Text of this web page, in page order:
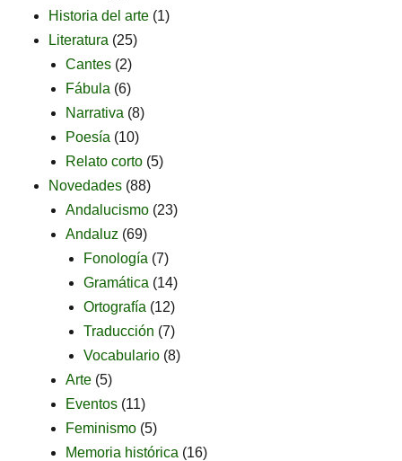
Historia del arte(1)
Literatura (25)
Cantes (2)
Fábula (6)
Narrativa (8)
Poesía (10)
Relato corto (5)
Novedades(88)
Andalucismo (23)
Andaluz (69)
Fonología (7)
Gramática (14)
Ortografía (12)
Traducción (7)
Vocabulario(8)
Arte (5)
Eventos (11)
Feminismo (5)
Memoria histórica (16)